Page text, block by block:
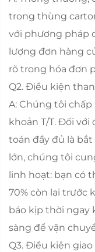
trong thùng
với phương pháp
lượng đơn hàng
rõ trong hóa đơn
Q2. Điều kiện
A: Chúng tôi
khoản T/T. Đối
toán đầy đủ là
lớn, chúng tôi
linh hoạt: bạn có
70% còn lại trước
báo kịp thời ngay
sàng để vận
Q3. Điều kiện